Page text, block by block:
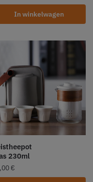
In winkelwagen
230ml
€